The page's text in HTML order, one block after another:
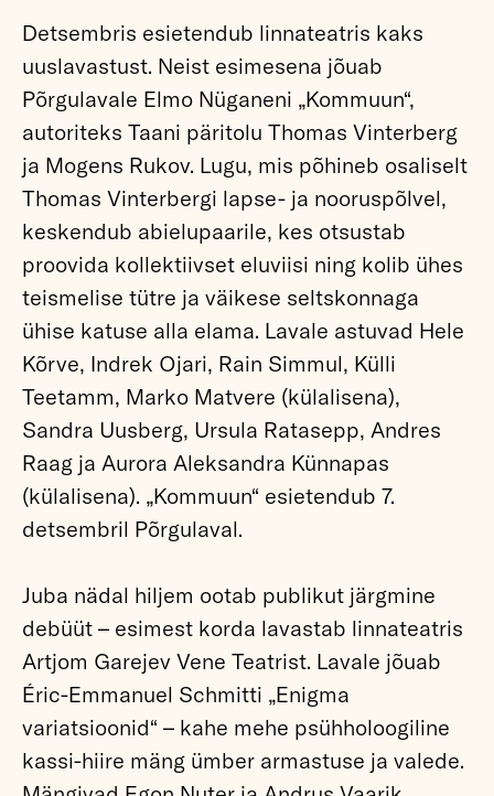
Detsembris esietendub linnateatris kaks
uuslavastust. Neist esimesena jõuab
Põrgulavale Elmo Nüganeni „Kommuun“,
autoriteks Taani päritolu Thomas Vinterberg
ja Mogens Rukov. Lugu, mis põhineb osaliselt
Thomas Vinterbergi lapse- ja nooruspõlvel,
keskendub abielupaarile, kes otsustab
proovida kollektiivset eluviisi ning kolib ühes
teismelise tütre ja väikese seltskonnaga
ühise katuse alla elama. Lavale astuvad Hele
Kõrve, Indrek Ojari, Rain Simmul, Külli
Teetamm, Marko Matvere (külalisena),
Sandra Uusberg, Ursula Ratasepp, Andres
Raag ja Aurora Aleksandra Künnapas
(külalisena). „Kommuun“ esietendub 7.
detsembril Põrgulaval.
Juba nädal hiljem ootab publikut järgmine
debüüt – esimest korda lavastab linnateatris
Artjom Garejev Vene Teatrist. Lavale jõuab
Éric-Emmanuel Schmitti „Enigma
variatsioonid“ – kahe mehe psühholoogiline
kassi-hiire mäng ümber armastuse ja valede.